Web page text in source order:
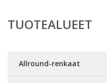
TUOTEALUEET
Allround-renkaat